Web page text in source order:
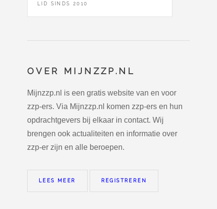
LID SINDS 2010
OVER MIJNZZP.NL
Mijnzzp.nl is een gratis website van en voor
zzp-ers. Via Mijnzzp.nl komen zzp-ers en hun
opdrachtgevers bij elkaar in contact. Wij
brengen ook actualiteiten en informatie over
zzp-er zijn en alle beroepen.
LEES MEER REGISTREREN